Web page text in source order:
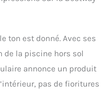
ton est donné. Avec ses
de la piscine hors sol
annonce un produit
pas de fioritures